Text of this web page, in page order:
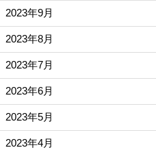
2023年9月
2023年8月
2023年7月
2023年6月
2023年5月
2023年4月